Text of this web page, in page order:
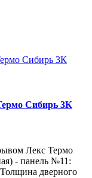
Сибирь 3К
Лекс Термо
- панель №11:
дверного